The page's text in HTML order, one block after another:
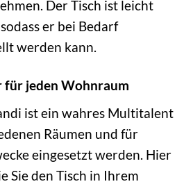
Der Tisch ist leicht
er bei Bedarf
werden kann.
für jeden Wohnraum
ist ein wahres Multitalent
Räumen und für
eingesetzt werden. Hier
Sie den Tisch in Ihrem